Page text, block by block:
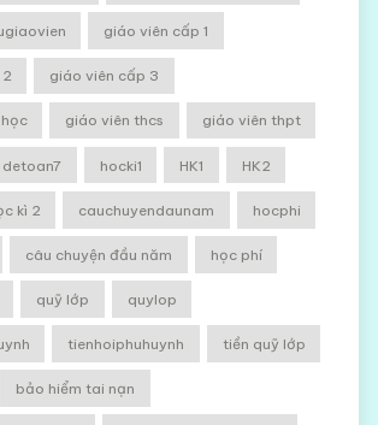
giáo viên cấp 1
giáo viên cấp 3
giáo viên thcs giáo viên thpt
detoan7 hocki1 HK1 HK2
kì 2 cauchuyendaunam hocphi
câu chuyện đầu năm học phí
quỹ lớp quylop
tienhoiphuhuynh tiền quỹ lớp
bảo hiểm tai nạn